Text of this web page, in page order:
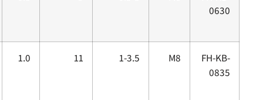
0630
FH-KB-
0835
M8
1-3.5
11
1.0